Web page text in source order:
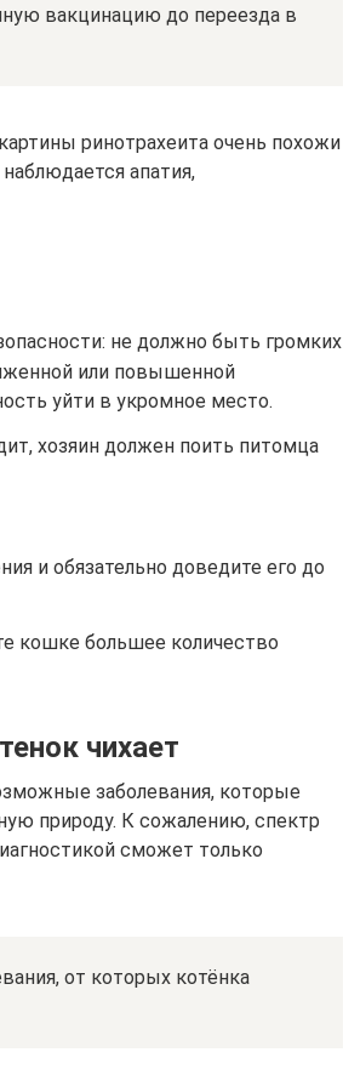
вакцинацию до переезда в
ринотрахеита очень похожи
наблюдается апатия,
не должно быть громких
или повышенной
уйти в укромное место.
хозяин должен поить питомца
и обязательно доведите его до
кошке большее количество
чихает
заболевания, которые
природу. К сожалению, спектр
сможет только
от которых котёнка